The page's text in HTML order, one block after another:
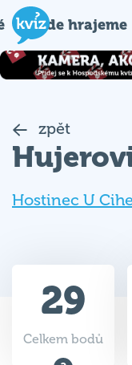
Kde hrajeme
zpět
Hostinec U
29
Celkem bodů